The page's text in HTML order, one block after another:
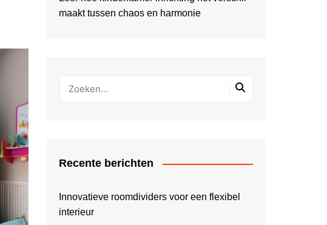
maakt tussen chaos en harmonie
Recente berichten
Innovatieve roomdividers voor een flexibel
interieur